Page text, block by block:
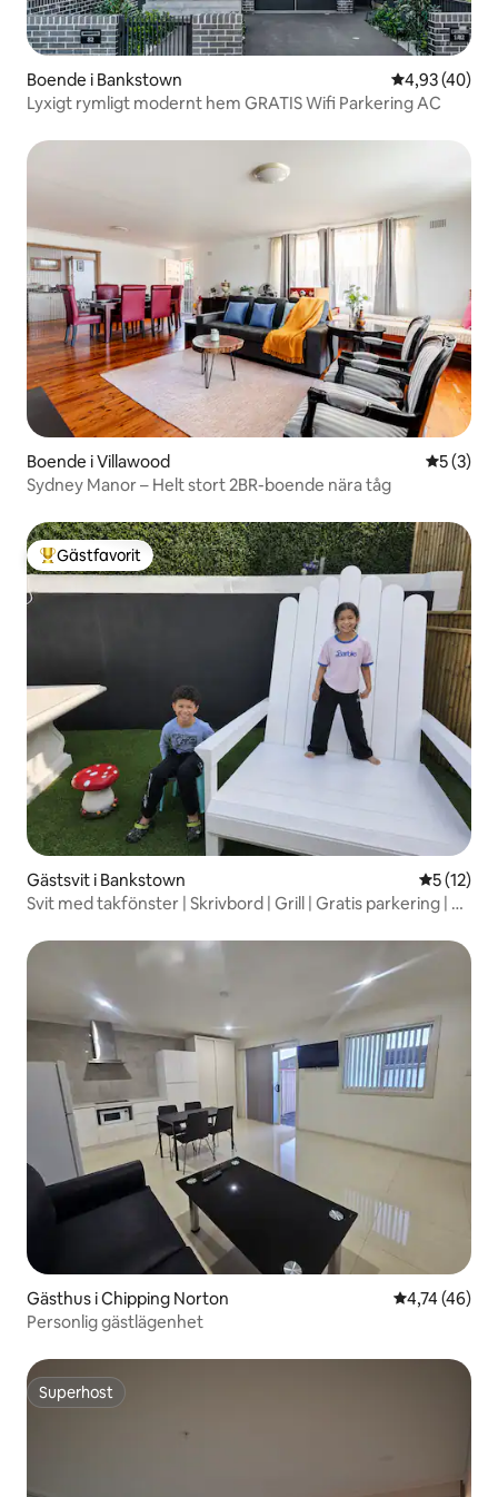
Boende i Bankstown 4,93 av 5 i
4,93 (40)
Lyxigt rymligt modernt hem GRATIS Wifi Parkering AC
Boende i Villawood 5 av 5 i
5 (3)
Sydney Manor – Helt stort 2BR-boende nära tåg
Populär gästfavorit
Gästfavorit
Gästsvit i Bankstown 5 av 5 i
5 (12)
Svit med takfönster | Skrivbord | Grill | Gratis parkering | 20
Gästhus i Chipping Norton 4,74 av 5 i
4,74 (46)
Personlig gästlägenhet
Superhost
Superhost